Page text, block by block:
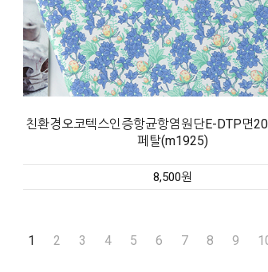
친환경오코텍스인증항균항염원단E-DTP면
페탈(m1925)
8,500원
1 2 3 4 5 6 7 8 9